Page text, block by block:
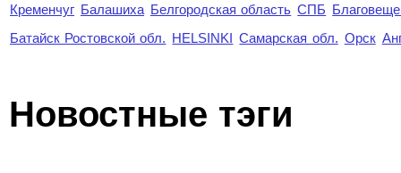
Кременчуг Балашиха Белгородская область СПБ
Батайск Ростовской обл. HELSINKI Самарская обл. Орск
Новостные тэги